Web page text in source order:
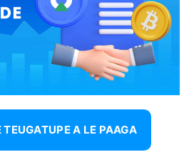
TEUGATUPE A LE PAAGA